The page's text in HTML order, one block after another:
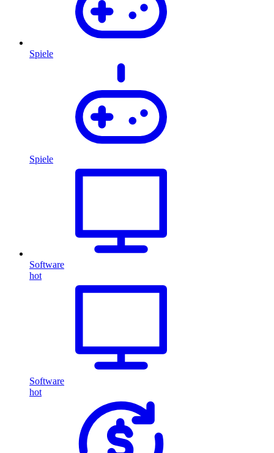
Spiele
Spiele
Software
hot
Software
hot